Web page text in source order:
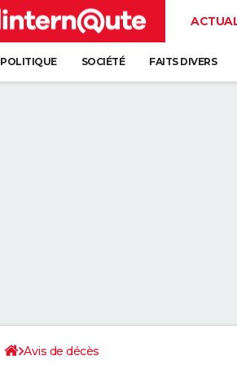
POLITIQUE SOCIÉTÉ FAITS DIVERS
Avis de décès